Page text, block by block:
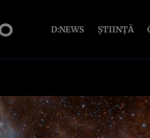
D:NEWS ȘTIINȚĂ